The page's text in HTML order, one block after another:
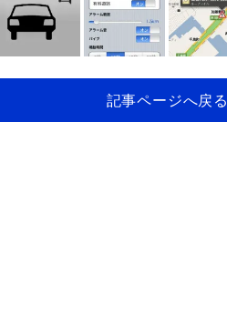
記事ページへ戻る